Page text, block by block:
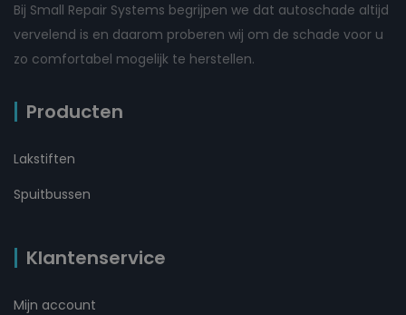
Bij Small Repair Systems begrijpen we dat autoschade altijd
vervelend is en daarom proberen wij om de schade voor u
zo comfortabel mogelijk te herstellen.
Producten
Lakstiften
Spuitbussen
Klantenservice
Mijn account